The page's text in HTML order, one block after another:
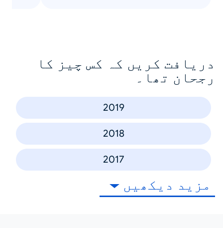
دریافت کریں کہ کس چیز کا
رجحان تھا۔
2019
2018
2017
مزید دیکھیں